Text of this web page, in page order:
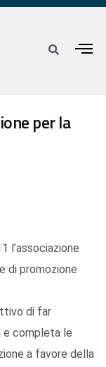
per la
l’associazione
di promozione
di far
e completa le
a favore della